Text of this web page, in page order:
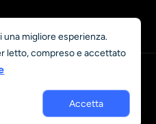
Software Limited. All rights
migliore esperienza.
letto, compreso e accettato
Accetta